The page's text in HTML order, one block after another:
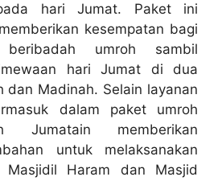
hari Jumat. Paket ini
kesempatan bagi
umroh sambil
hari Jumat di dua
dan Madinah. Selain layanan
dalam paket umroh
Jumatain memberikan
untuk melaksanakan
Haram dan Masjid